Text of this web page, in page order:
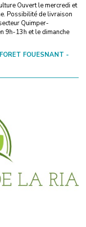
Ouvert le mercredi et
Possibilité de livraison
Quimper-
9h-13h et le dimanche
FOUESNANT -